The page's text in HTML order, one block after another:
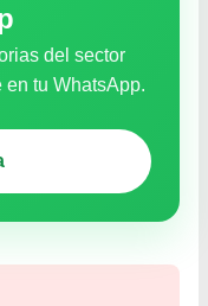
del sector
tu WhatsApp.